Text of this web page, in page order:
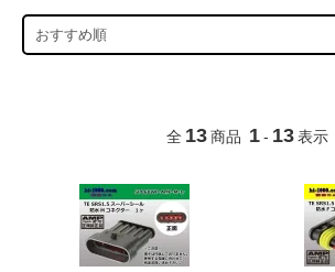
全 13 商品 1 - 13 表示